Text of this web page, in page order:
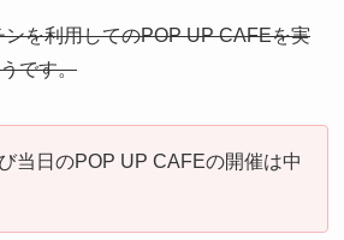
を利用してのPOP UP CAFEを実
です。
当日のPOP UP CAFEの開催は中